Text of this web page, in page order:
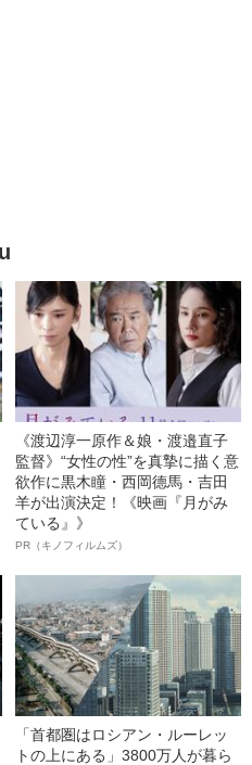
《渡辺淳一原作＆娘・渡邉直子
監督》“女性の性”を真摯に描く意
欲作に黒木瞳・西岡德馬・吉田
羊が出演決定！《映画『月がみ
ている』》
PR（キノフィルムズ）
「首都圏はロシアン・ルーレッ
トの上にある」3800万人が暮ら